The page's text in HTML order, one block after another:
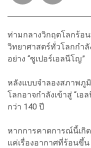
ท่ามกลางวิกฤตโลกร้อ
วิทยาศาสตร์ทั่วโลกกำ
อย่าง “ซูเปอร์เอลนีโญ”
หลังแบบจำลองสภาพ
โลกอาจกำลังเข้าสู่ “เ
กว่า 140 ปี
หากการคาดการณ์นี้เกิ
แค่เรื่องอากาศที่ร้อนขึ้